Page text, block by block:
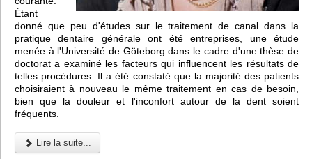
Étant
donné que peu d'études sur le traitement de canal dans la
pratique dentaire générale ont été entreprises, une étude
menée à l'Université de Göteborg dans le cadre d'une thèse de
doctorat a examiné les facteurs qui influencent les résultats de
telles procédures. Il a été constaté que la majorité des patients
choisiraient à nouveau le même traitement en cas de besoin,
bien que la douleur et l'inconfort autour de la dent soient
fréquents.
Lire la suite...